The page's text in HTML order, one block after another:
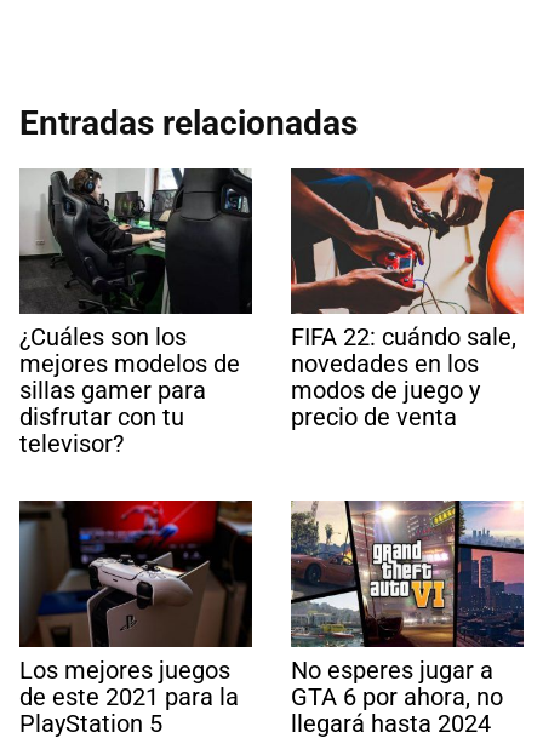
Entradas relacionadas
¿Cuáles son los
mejores modelos de
sillas gamer para
disfrutar con tu
televisor?
FIFA 22: cuándo sale,
novedades en los
modos de juego y
precio de venta
Los mejores juegos
de este 2021 para la
PlayStation 5
No esperes jugar a
GTA 6 por ahora, no
llegará hasta 2024